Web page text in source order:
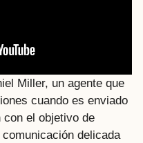
Miller, un agente que
cuando es enviado
el objetivo de
delicada